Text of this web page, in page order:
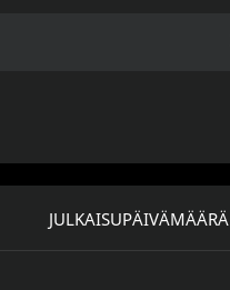
JULKAISUPÄIVÄMÄÄRÄ